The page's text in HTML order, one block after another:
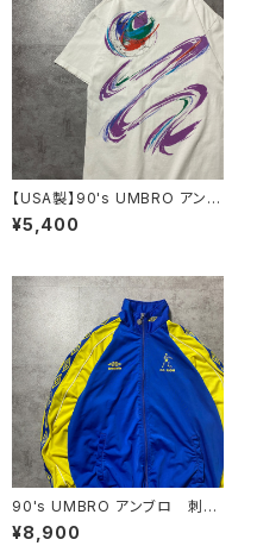
【USA製】90's UMBRO アンブ
ロ ペイントデザイン バックプ
リント シングルステッチ ホワ
¥5,400
90's UMBRO アンブロ 刺繍
ロゴ サイドロゴテープ ジャ
ージ トラックジャケット
¥8,900